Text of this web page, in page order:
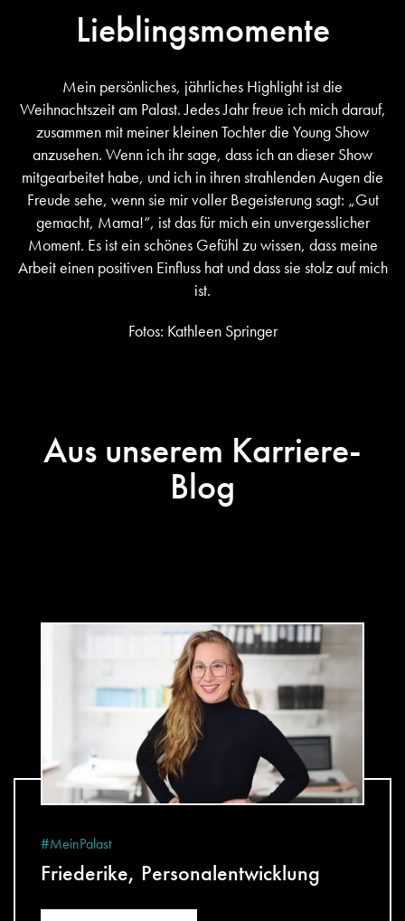
Lieblingsmomente
Mein persönliches, jährliches Highlight ist die
Weihnachtszeit am Palast. Jedes Jahr freue ich mich darauf,
zusammen mit meiner kleinen Tochter die Young Show
anzusehen. Wenn ich ihr sage, dass ich an dieser Show
mitgearbeitet habe, und ich in ihren strahlenden Augen die
Freude sehe, wenn sie mir voller Begeisterung sagt: „Gut
gemacht, Mama!“, ist das für mich ein unvergesslicher
Moment. Es ist ein schönes Gefühl zu wissen, dass meine
Arbeit einen positiven Einfluss hat und dass sie stolz auf mich
ist.
Fotos: Kathleen Springer
Aus unserem Karriere-
Blog
#MeinPalast
Friederike, Personalentwicklung